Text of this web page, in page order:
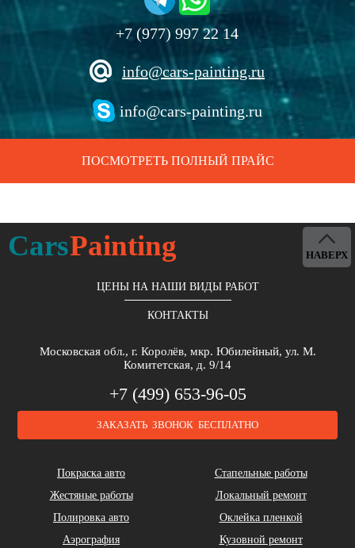
+7 (977) 997 22 14
info@cars-painting.ru
info@cars-painting.ru
ПОСМОТРЕТЬ ПОЛНЫЙ ПРАЙС
CarsPainting
ЦЕНЫ НА НАШИ ВИДЫ РАБОТ
КОНТАКТЫ
Московская обл., г. Королёв, мкр. Юбилейный, ул. М.
Комитетская, д. 9/14
+7 (499) 653-96-05
ЗАКАЗАТЬ ЗВОНОК БЕСПЛАТНО
Покраска авто
Стапельные работы
Жестяные работы
Локальный ремонт
Полировка авто
Оклейка пленкой
Аэрография
Кузовной ремонт
НАВЕРХ